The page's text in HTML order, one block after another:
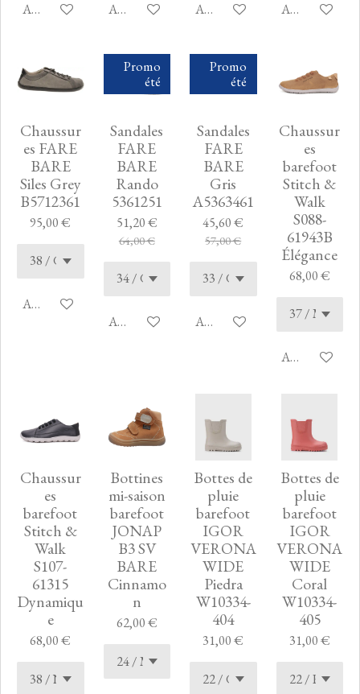
Ajouter au panierAjouter au panierAjouter au panierAjouter au
Chaussur
es FARE
BARE
Siles Grey
B5712361
95,00 €
Ajouter au panier
Promo
été
Sandales
FARE
BARE
Rando
5361251
51,20 €
64,00 €
Ajouter au panier
Promo
été
Sandales
FARE
BARE
Gris
A5363461
45,60 €
57,00 €
Ajouter au panier
Chaussur
es
barefoot
Stitch &
Walk
S088-
61943B
Élégance
68,00 €
Ajouter au
Chaussur
es
barefoot
Stitch &
Walk
S107-
61315
Dynamiqu
e
68,00 €
Bottines
mi-saison
barefoot
JONAP
B3 SV
BARE
Cinnamo
n
62,00 €
Bottes de
pluie
barefoot
IGOR
VERONA
WIDE
Piedra
W10334-
404
31,00 €
Bottes de
pluie
barefoot
IGOR
VERONA
WIDE
Coral
W10334-
405
31,00 €